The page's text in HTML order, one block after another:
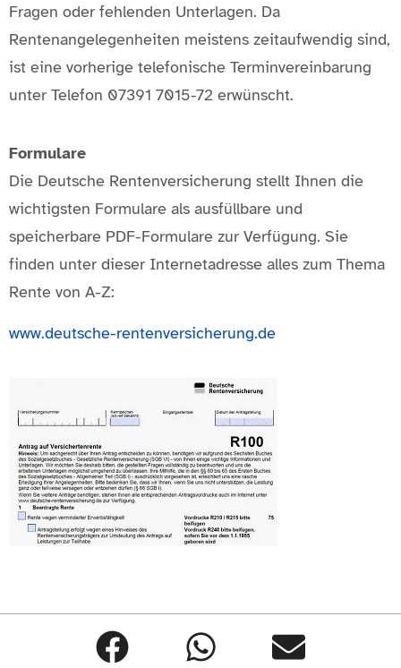
Fragen oder fehlenden Unterlagen. Da
Rentenangelegenheiten meistens zeitaufwendig sind,
ist eine vorherige telefonische Terminvereinbarung
unter Telefon 07391 7015-72 erwünscht.
Formulare
Die Deutsche Rentenversicherung stellt Ihnen die
wichtigsten Formulare als ausfüllbare und
speicherbare PDF-Formulare zur Verfügung. Sie
finden unter dieser Internetadresse alles zum Thema
Rente von A-Z:
www.deutsche-rentenversicherung.de